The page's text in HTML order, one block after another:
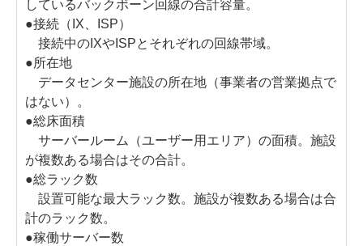
しているバックボーン回線の合計容量。
●接続（IX、ISP）
接続中のIXやISPとそれぞれの回線帯域。
●所在地
データセンター施設の所在地（事業者の営業拠点で
はない）。
●総床面積
サーバールーム（ユーザー用エリア）の面積。施設
が複数ある場合はその合計。
●総ラック数
設置可能な最大ラック数。施設が複数ある場合は合
計のラック数。
●稼働サーバー数